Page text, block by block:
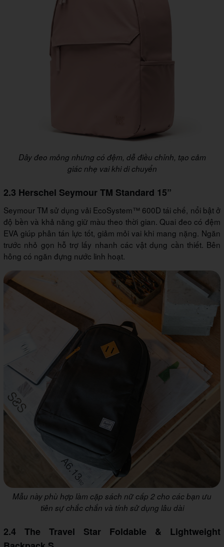
Dây đeo mỏng nhưng có đệm, dễ điều chỉnh, tạo cảm
giác nhẹ vai khi di chuyển
2.3 Herschel Seymour TM Standard 15”
Seymour TM sử dụng vải EcoSystem™ 600D tái chế, nổi bật ở
độ bền và khả năng giữ màu theo thời gian. Quai đeo có đệm
EVA giúp phân tán lực tốt, giảm mỏi vai khi mang nặng. Ngăn
trước nhỏ gọn hỗ trợ lấy nhanh các vật dụng cần thiết. Bên
hông có ngăn đựng nước linh hoạt.
Mẫu này phù hợp làm cặp sách nữ cấp 2 cho các bạn ưu
tiên sự chắc chắn và tính sử dụng lâu dài
2.4 The Travel Star Foldable & Lightweight